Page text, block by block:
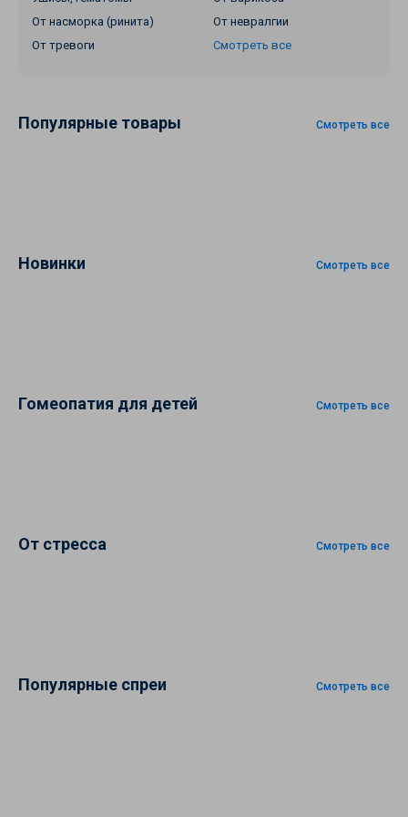
От насморка (ринита)
От невралгии
От тревоги
Смотреть все
Популярные товары Смотреть все
Новинки Смотреть все
Гомеопатия для детей Смотреть все
От стресса Смотреть все
Популярные спреи Смотреть все